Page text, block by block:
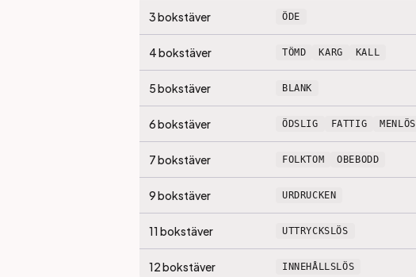
3bokstäver ÖDE
4bokstäver TÖMD KARG KALL
5bokstäver BLANK
6bokstäver ÖDSLIG FATTIG MENLÖS
7bokstäver FOLKTOM OBEBODD
9bokstäver URDRUCKEN
11 bokstäver UTTRYCKSLÖS
12bokstäver INNEHÅLLSLÖS